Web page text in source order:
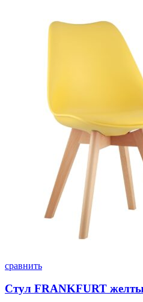
сравнить
Стул FRANKFURT